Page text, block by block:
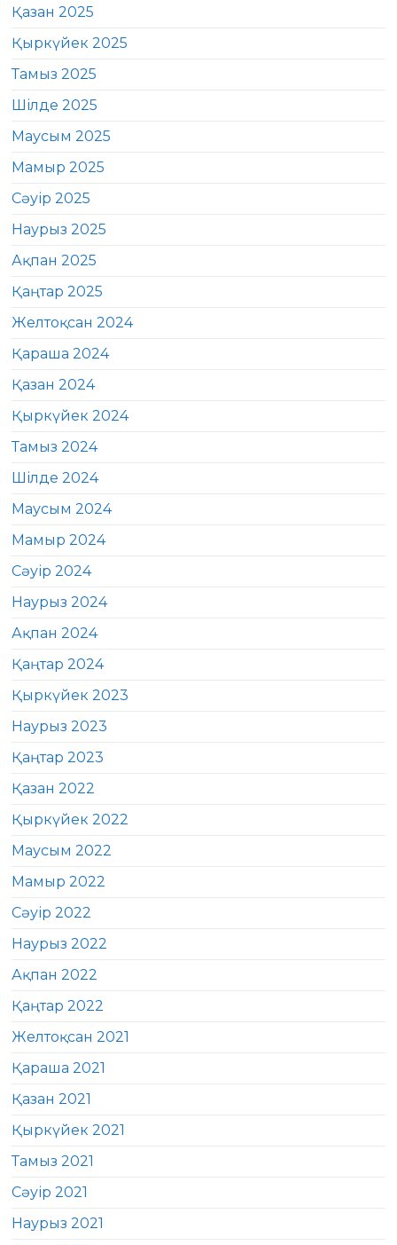
Қазан 2025
Қыркүйек 2025
Тамыз 2025
Шілде 2025
Маусым 2025
Мамыр 2025
Сәуір 2025
Наурыз 2025
Ақпан 2025
Қаңтар 2025
Желтоқсан 2024
Қараша 2024
Қазан 2024
Қыркүйек 2024
Тамыз 2024
Шілде 2024
Маусым 2024
Мамыр 2024
Сәуір 2024
Наурыз 2024
Ақпан 2024
Қаңтар 2024
Қыркүйек 2023
Наурыз 2023
Қаңтар 2023
Қазан 2022
Қыркүйек 2022
Маусым 2022
Мамыр 2022
Сәуір 2022
Наурыз 2022
Ақпан 2022
Қаңтар 2022
Желтоқсан 2021
Қараша 2021
Қазан 2021
Қыркүйек 2021
Тамыз 2021
Сәуір 2021
Наурыз 2021